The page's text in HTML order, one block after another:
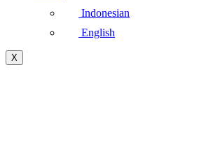
Indonesian
English
X